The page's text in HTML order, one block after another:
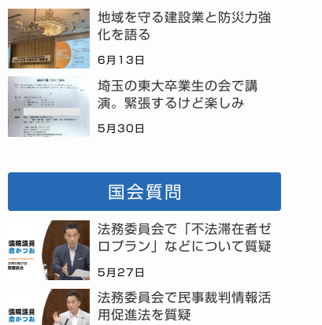
地域を守る建設業と防災力強
化を語る
6月13日
埼玉の東大卒業生の会で講
演。緊張するけど楽しみ
5月30日
国会質問
法務委員会で「不法滞在者ゼ
ロプラン」などについて質疑
5月27日
法務委員会で民事裁判情報活
用促進法を質疑